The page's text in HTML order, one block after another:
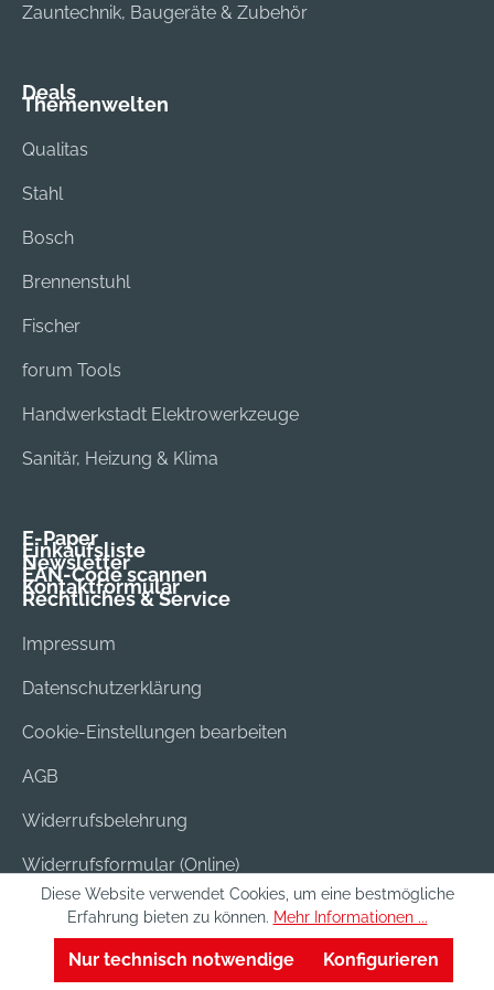
Zauntechnik, Baugeräte & Zubehör
Deals
Themenwelten
Qualitas
Stahl
Bosch
Brennenstuhl
Fischer
forum Tools
Handwerkstadt Elektrowerkzeuge
Sanitär, Heizung & Klima
E-Paper
Einkaufsliste
Newsletter
EAN-Code scannen
Kontaktformular
Rechtliches & Service
Impressum
Datenschutzerklärung
Cookie-Einstellungen bearbeiten
AGB
Widerrufsbelehrung
Widerrufsformular (Online)
Versand & Bezahlung
Batterieentsorgung
Diese Website verwendet Cookies, um eine bestmögliche
Erfahrung bieten zu können. Mehr Informationen ...
Nur technisch notwendige Konfigurieren